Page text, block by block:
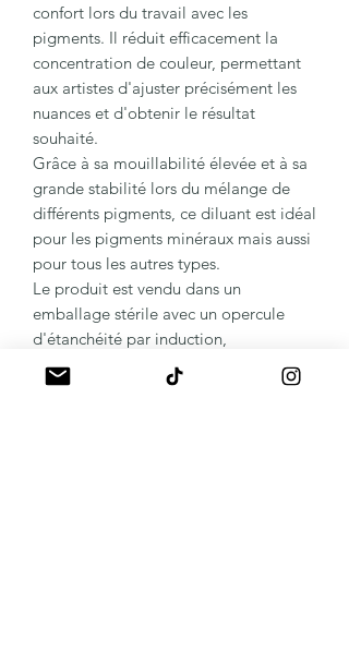
confort lors du travail avec les
pigments. Il réduit efficacement la
concentration de couleur, permettant
aux artistes d'ajuster précisément les
nuances et d'obtenir le résultat
souhaité.
Grâce à sa mouillabilité élevée et à sa
grande stabilité lors du mélange de
différents pigments, ce diluant est idéal
pour les pigments minéraux mais aussi
pour tous les autres types.
Le produit est vendu dans un
emballage stérile avec un opercule
d'étanchéité par induction,
garantissant sa pureté et sa sécurité
d'utilisation.